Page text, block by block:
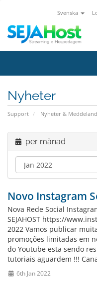
Svenska
Nyheter
Support Nyheter &
per månad
Novo Instagram
Nova Rede Social
SEJAHOST https://
2022 Vamos publicar
promoções limitadas em
do Youtube esta sendo
tutoriais aguardem !!!
6th Jan 2022